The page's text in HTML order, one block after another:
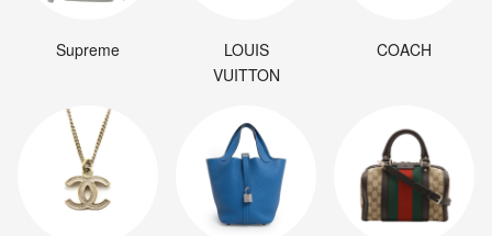
Supreme
LOUIS
VUITTON
COACH